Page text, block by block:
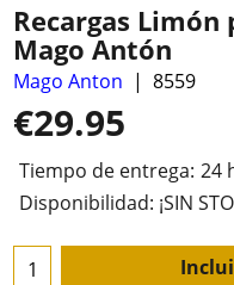
Recargas Limón
Mago Antón
Mago Anton 8559
€29.95
Tiempo de entrega: 24
Disponibilidad: ¡SIN